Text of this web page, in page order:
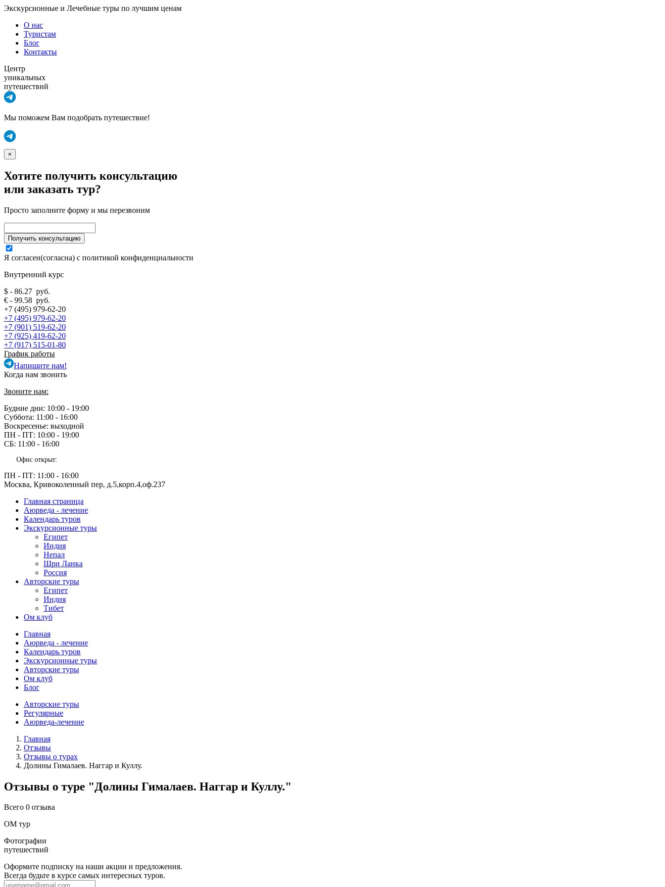
Экскурсионные и Лечебные туры по лучшим ценам
О нас
Туристам
Блог
Контакты
Центр
уникальных
путешествий
Мы поможем Вам подобрать путешествие!
×
Хотите получить консультацию
или заказать тур?
Просто заполните форму и мы перезвоним
Я согласен(согласна) с политикой конфиденциальности
Внутренний курс
$ - 86.27 руб.
€ - 99.58 руб.
+7 (495) 979-62-20
+7 (495) 979-62-20
+7 (901) 519-62-20
+7 (925) 419-62-20
+7 (917) 515-01-80
График работы
Напишите нам!
Когда нам звонить
Звоните нам:
Будние дни: 10:00 - 19:00
Суббота: 11:00 - 16:00
Воскресенье: выходной
ПН - ПТ: 10:00 - 19:00
СБ: 11:00 - 16:00
Офис открыт:
ПН - ПТ: 11:00 - 16:00
Москва, Кривоколенный пер, д.5,корп.4,оф.237
Главная страница
Аюрведа - лечение
Календарь туров
Экскурсионные туры
Египет
Индия
Непал
Шри Ланка
Россия
Авторские туры
Египет
Индия
Тибет
Ом клуб
Главная
Аюрведа - лечение
Календарь туров
Экскурсионные туры
Авторские туры
Ом клуб
Блог
Авторские туры
Регулярные
Аюрведа-лечение
Главная
Отзывы
Отзывы о турах
Долины Гималаев. Наггар и Куллу.
Отзывы о туре "Долины Гималаев. Наггар и Куллу."
Всего 0 отзыва
ОМ тур
Фотографии
путешествий
Оформите подписку на наши акции и предложения.
Всегда будьте в курсе самых интересных туров.